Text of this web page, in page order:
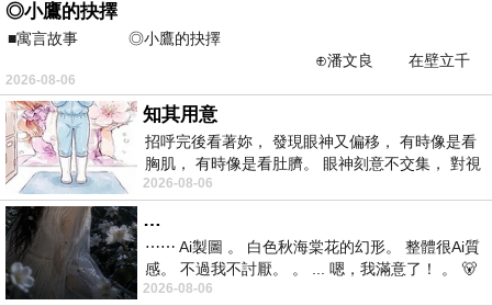
◎小鷹的抉擇
■寓言故事 ◎小鷹的抉擇
⊕潘文良 在壁立千
仞的懸崖上，有一座遮天蔽
2026-08-06
知其用意
招呼完後看著妳， 發現眼神又偏移， 有時像是看
胸肌， 有時像是看肚臍。 眼神刻意不交集， 對視
視線不對齊， 讓我很難不
2026-08-06
…
⋯⋯ Ai製圖 。 白色秋海棠花的幻形。 整體很Ai質
感。 不過我不討厭。 。 ... 嗯，我滿意了！ 。 🐻
昨中
2026-08-06